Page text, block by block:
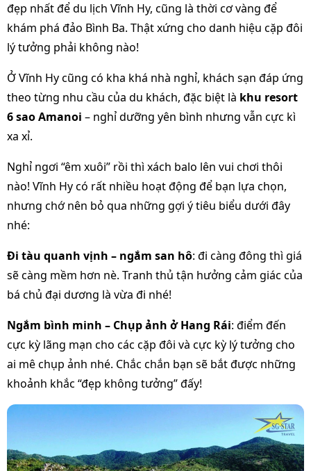
đẹp nhất để du lịch Vĩnh Hy, cũng là thời cơ vàng để
khám phá đảo Bình Ba. Thật xứng cho danh hiệu cặp đôi
lý tưởng phải không nào!
Ở Vĩnh Hy cũng có kha khá nhà nghỉ, khách sạn đáp ứng
theo từng nhu cầu của du khách, đặc biệt là khu resort
6 sao Amanoi – nghỉ dưỡng yên bình nhưng vẫn cực kì
xa xỉ.
Nghỉ ngơi “êm xuôi” rồi thì xách balo lên vui chơi thôi
nào! Vĩnh Hy có rất nhiều hoạt động để bạn lựa chọn,
nhưng chớ nên bỏ qua những gợi ý tiêu biểu dưới đây
nhé:
Đi tàu quanh vịnh – ngắm san hô: đi càng đông thì giá
sẽ càng mềm hơn nè. Tranh thủ tận hưởng cảm giác của
bá chủ đại dương là vừa đi nhé!
Ngắm bình minh – Chụp ảnh ở Hang Rái: điểm đến
cực kỳ lãng mạn cho các cặp đôi và cực kỳ lý tưởng cho
ai mê chụp ảnh nhé. Chắc chắn bạn sẽ bắt được những
khoảnh khắc “đẹp không tưởng” đấy!